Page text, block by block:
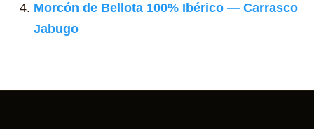
Morcón de Bellota 100% Ibérico — Carrasco
Jabugo